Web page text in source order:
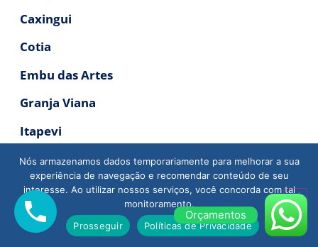
Caxingui
Cotia
Embu das Artes
Granja Viana
Itapevi
Jaguaré
Jandira
Jaraguá
Orçamentos
Nós armazenamos dados temporariamente para melhorar a sua
experiência de navegação e recomendar conteúdo de seu
interesse. Ao utilizar nossos serviços, você concorda com tal
monitoramento.
Prosseguir
Políticas de Privacidade